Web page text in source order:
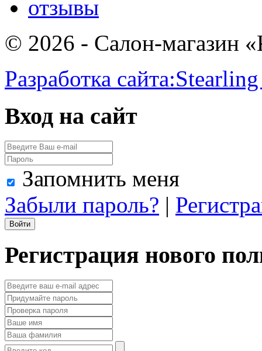
отзывы
© 2026 - Салон-магазин
Разработка сайта:
Вход на сайт
Запомнить меня
Забыли пароль? |
Регистрация нового